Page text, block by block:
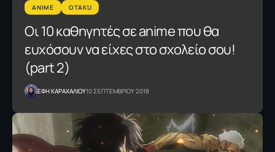
ANIME OTAKU
Oι 10 καθηγητές σε anime που θα
ευχόσουν να είχες στο σχολείο σου!
(part 2)
ΕΦΗ KΑΡΑΧΑΛΙΟΥ10 ΣΕΠΤΕΜΒΡΙΟΥ 2018